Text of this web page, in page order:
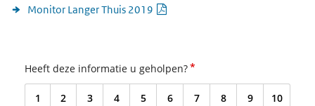
Monitor Langer Thuis 2019
Heeft deze informatie u geholpen?*
1 2 3 4 5 6 7 8 9 10